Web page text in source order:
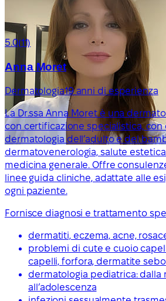
5.0(11)
Anna Moret
Dermatologia19 anni di esperienza
La Dr.ssa Anna Moret è una
con certificazione specialistica, con
dermatologia dell’adulto e del
dermatovenerologia, salute
medicina generale. Offre
linee guida cliniche, adattate alle
ogni paziente.
Fornisce diagnosi e trattamento
dermatiti, eczema, acne,
problemi di cute e cuoio
capelli, forfora, dermatite
dermatologia pediatrica: dalla
all’adolescenza